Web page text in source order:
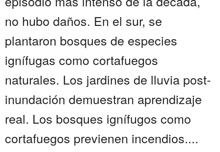
no hubo daños. En el sur, se
plantaron bosques de especies
ignífugas como cortafuegos
naturales. Los jardines de lluvia post-
inundación demuestran aprendizaje
real. Los bosques ignífugos como
cortafuegos previenen incendios....